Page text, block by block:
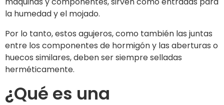
la humedad y el mojado.
Por lo tanto, estos agujeros, como también las juntas
entre los componentes de hormigón y las aberturas o
huecos similares, deben ser siempre selladas
herméticamente.
¿Qué es una